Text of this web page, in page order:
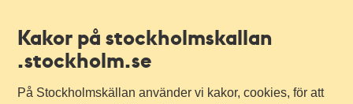
Kakor på stockholmskallan
.stockholm.se
På Stockholmskällan använder vi kakor, cookies, för att